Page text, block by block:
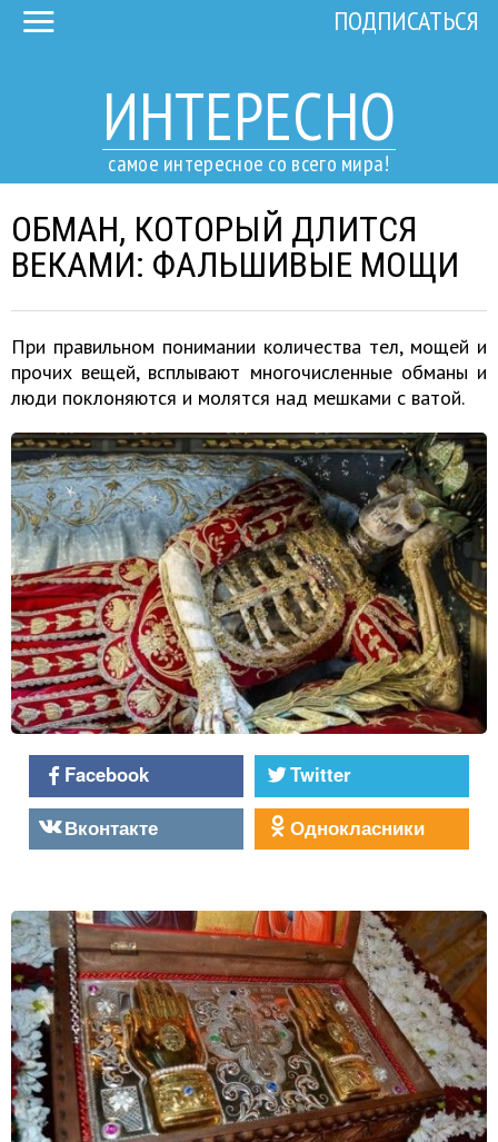
ИНТЕРЕСНО
самое интересное со всего мира!
ПОДПИСАТЬСЯ
ОБМАН, КОТОРЫЙ ДЛИТСЯ
ВЕКАМИ: ФАЛЬШИВЫЕ МОЩИ
При правильном понимании количества тел, мощей и
прочих вещей, всплывают многочисленные обманы и
люди поклоняются и молятся над мешками с ватой.
Facebook
Twitter
Вконтакте
Однокласники